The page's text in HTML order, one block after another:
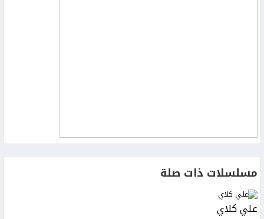
مسلسلات ذات صلة
علي كلاي